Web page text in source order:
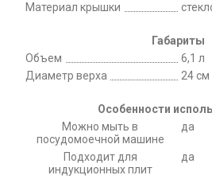
Материал крышки
Габариты
Объем
6,1 л
Диаметр верха
24 см
Особенности
Можно мыть в
посудомоечной машине
да
Подходит для
индукционных плит
да